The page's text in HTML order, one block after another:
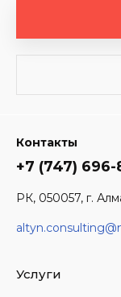
Контакты
+7 (747)
РК, 050057, г.
Услуги